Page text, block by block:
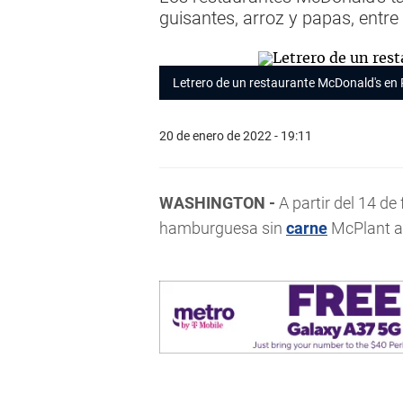
guisantes, arroz y papas,
Letrero de un restaurante McDonald's
20 de enero de 2022 - 19:11
WASHINGTON - A partir del 14 de
hamburguesa sin carne McPlant